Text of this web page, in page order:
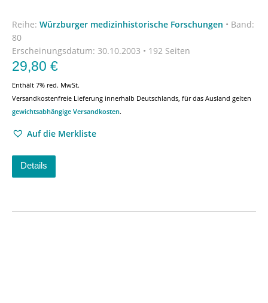
Reihe: Würzburger medizinhistorische Forschungen • Band:
80
Erscheinungsdatum: 30.10.2003 • 192 Seiten
29,80 €
Enthält 7% red. MwSt.
Versandkostenfreie Lieferung innerhalb Deutschlands, für das Ausland gelten
gewichtsabhängige Versandkosten.
Auf die Merkliste
Details